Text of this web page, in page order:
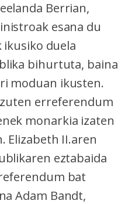
Berrian,
esana du
duela
bihurtuta, baina
moduan ikusten.
erreferendum
monarkia izaten
Elizabeth II.aren
eztabaida
bat
Adam Bandt,